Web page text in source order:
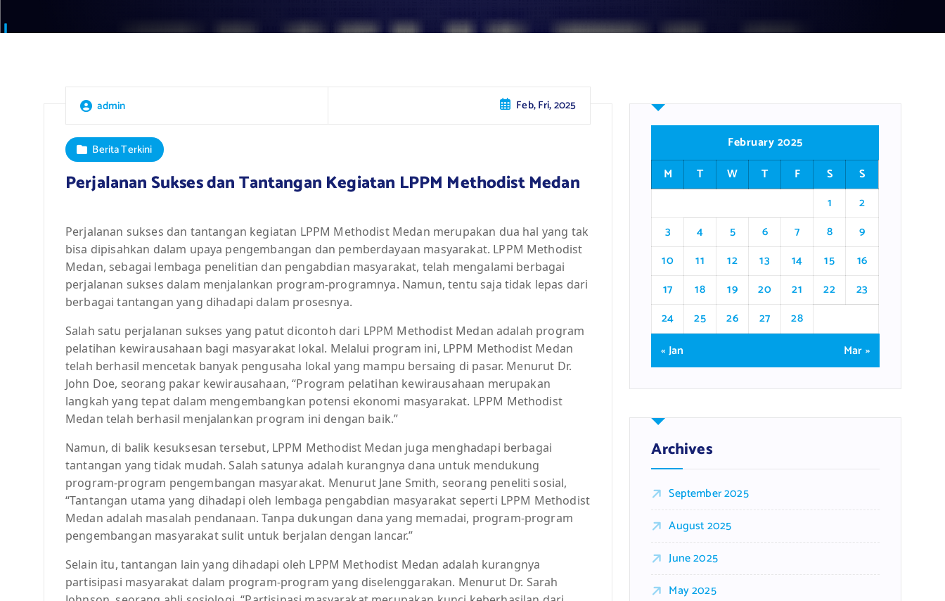
admin Feb, Fri, 2025
Berita Terkini
Perjalanan Sukses dan Tantangan Kegiatan LPPM Methodist Medan
Perjalanan sukses dan tantangan kegiatan LPPM Methodist Medan merupakan dua hal yang tak
bisa dipisahkan dalam upaya pengembangan dan pemberdayaan masyarakat. LPPM Methodist
Medan, sebagai lembaga penelitian dan pengabdian masyarakat, telah mengalami berbagai
perjalanan sukses dalam menjalankan program-programnya. Namun, tentu saja tidak lepas dari
berbagai tantangan yang dihadapi dalam prosesnya.
Salah satu perjalanan sukses yang patut dicontoh dari LPPM Methodist Medan adalah program
pelatihan kewirausahaan bagi masyarakat lokal. Melalui program ini, LPPM Methodist Medan
telah berhasil mencetak banyak pengusaha lokal yang mampu bersaing di pasar. Menurut Dr.
John Doe, seorang pakar kewirausahaan, “Program pelatihan kewirausahaan merupakan
langkah yang tepat dalam mengembangkan potensi ekonomi masyarakat. LPPM Methodist
Medan telah berhasil menjalankan program ini dengan baik.”
Namun, di balik kesuksesan tersebut, LPPM Methodist Medan juga menghadapi berbagai
tantangan yang tidak mudah. Salah satunya adalah kurangnya dana untuk mendukung
program-program pengembangan masyarakat. Menurut Jane Smith, seorang peneliti sosial,
“Tantangan utama yang dihadapi oleh lembaga pengabdian masyarakat seperti LPPM Methodist
Medan adalah masalah pendanaan. Tanpa dukungan dana yang memadai, program-program
pengembangan masyarakat sulit untuk berjalan dengan lancar.”
Selain itu, tantangan lain yang dihadapi oleh LPPM Methodist Medan adalah kurangnya
partisipasi masyarakat dalam program-program yang diselenggarakan. Menurut Dr. Sarah
February 2025
M
T W T F S
S
1
2
3
4 5 6 7 8
9
10
11 12 13 14 15
16
17
18 19 20 21 22
23
24
25 26 27
28
« Jan
Mar »
Archives
September 2025
August 2025
June 2025
May 2025